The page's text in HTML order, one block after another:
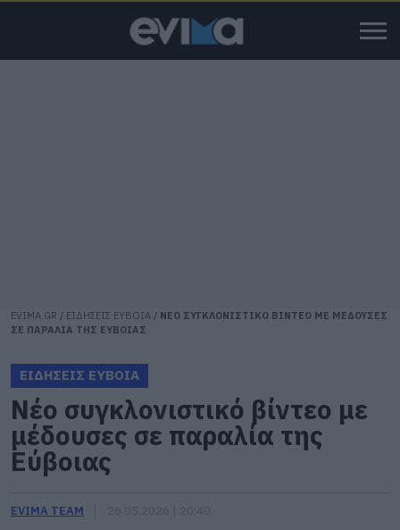
EVIMA.GR / ΕΙΔΗΣΕΙΣ ΕΥΒΟΙΑ / ΝΕΟ ΣΥΓΚΛΟΝΙΣΤΙΚΟ ΒΙΝΤΕΟ ΜΕ ΜΕΔΟΥΣΕΣ
ΣΕ ΠΑΡΑΛΙΑ ΤΗΣ ΕΥΒΟΙΑΣ
ΕΙΔΗΣΕΙΣ ΕΥΒΟΙΑ
Νέο συγκλονιστικό βίντεο με
μέδουσες σε παραλία της
Εύβοιας
EVIMA TEAM